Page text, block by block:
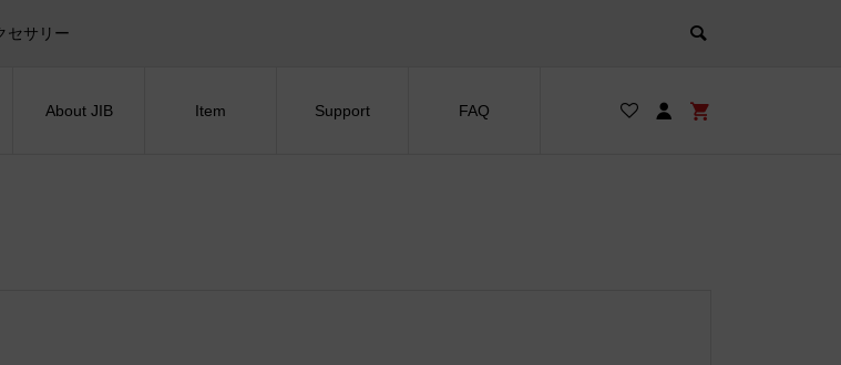
セサリー
About JIB Item Support FAQ